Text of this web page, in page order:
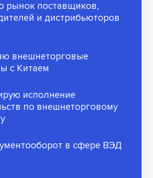
рынок поставщиков,
и дистрибьюторов
внешнеторговые
с Китаем
исполнение
по внешнеторговому
в сфере ВЭД